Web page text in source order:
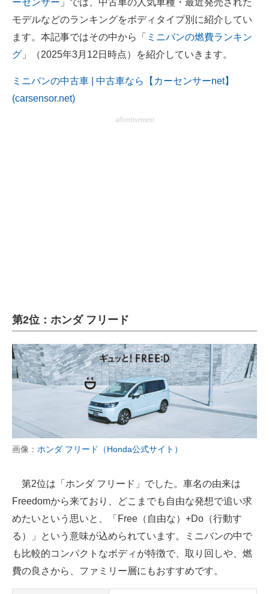
スマホと通信の最新トレンド
進化するPCとデバイスの未来
好きが集まる 比べて選べる
ビジネスと働き方のヒント
モノづくり技術者専門サイト
エレクトロニクス専門サイト
電子設計の基本と応用
エネルギーの専門メディア
建設×テクノロジーの最前線
ーセンサー 」では、中古車の人気車種・最近発売された
モデルなどのランキングをボディタイプ別に紹介してい
ます。本記事ではその中から「 ミニバンの燃費ランキン
グ 」（2025年3月12日時点）を紹介していきます。
ミニバンの中古車 | 中古車なら【カーセンサーnet】
(carsensor.net)
advertisement
第2位：ホンダ フリード
画像： ホンダ フリード（Honda公式サイト）
第2位は「ホンダ フリード」でした。車名の由来は
Freedomから来ており、どこまでも自由な発想で追い求
めたいという思いと、「Free（自由な）+Do（行動す
る）」という意味が込められています。ミニバンの中で
も比較的コンパクトなボディが特徴で、取り回しや、燃
費の良さから、ファミリー層にもおすすめです。